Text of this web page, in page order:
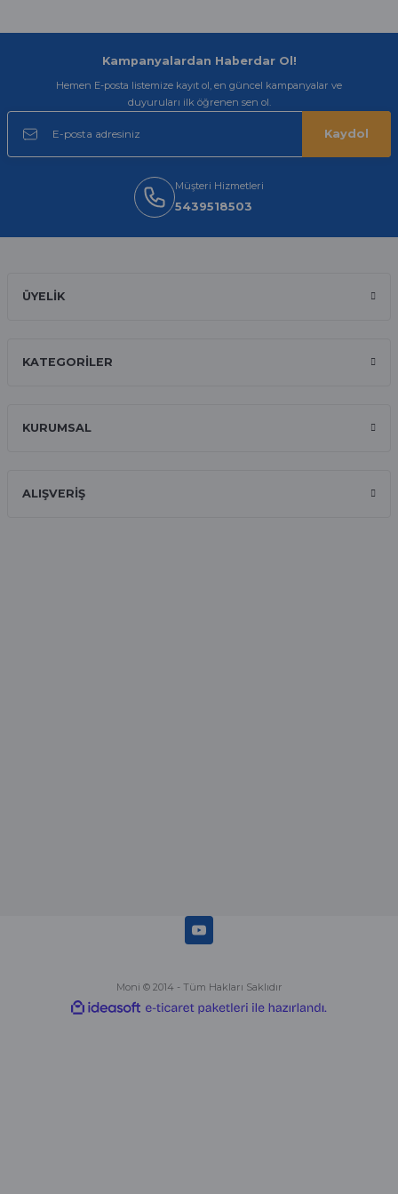
Sipariş verdikten 2 gün sonra ulaştı.
Oldukça kaliteli ve şık bir görünümü
rahatsız etmiyor ve tam oturdu.
olacak...
Sinan Tatlicioglu | 30/01/2026
İlk defa alışveriş yaptım ve gayet
Kampanyalardan Haberdar Ol!
Hemen E-posta listemize kayıt ol, en güncel kampanyalar ve
duyuruları ilk öğrenen sen ol.
Kaydol
Müşteri Hizmetleri
5439518503
ÜYELİK
KATEGORİLER
KURUMSAL
ALIŞVERİŞ
Moni © 2014 - Tüm Hakları Saklıdır
ideasoft
e-